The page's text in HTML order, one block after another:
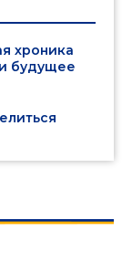
хроника
будущее